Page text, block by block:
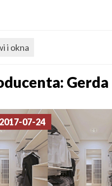
i okna
Gerda
07-24